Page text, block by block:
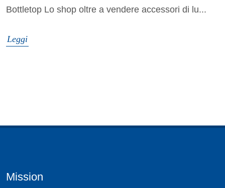
Bottletop Lo shop oltre a vendere accessori di lu...
Leggi
Mission